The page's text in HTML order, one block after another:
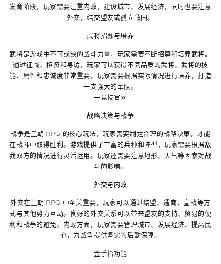
发育阶段，玩家需要注重内政，建设城市、发展经济，同时也要注意
外交，结交盟友或孤立敌国。
武将招募与培养
武将是游戏中不可或缺的战斗力量，玩家需要不断招募和培养武将。
通过征战、招贤和寻访，玩家可以获得不同品质的武将。武将的技
能、属性和忠诚度非常重要，玩家需要根据实际情况进行培养，打造
一支强大的军队。
一竞技官网
战略决策与战争
战争是皇朝 RPG 的核心玩法，玩家需要制定合理的战略决策，才能
在战斗中取得胜利。游戏提供了丰富的兵种和阵型，玩家需要根据敌
我双方的情况进行灵活运用。玩家还需要注意地形、天气等因素对战
斗的影响。
外交与内政
外交在皇朝 RPG 中至关重要，玩家可以通过结盟、通商、宣战等方
式与其他势力互动。良好的外交关系可以带来盟友的支持、贸易的便
利和战争的避免。内政方面，玩家需要管理城市、发展经济、提高民
心，为战争提供坚实的后勤保障。
金手指功能